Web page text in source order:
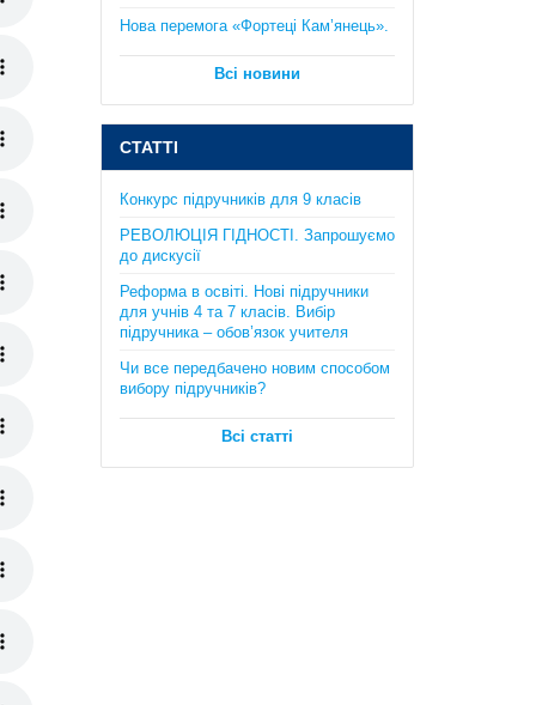
Математика. Довідник + тести
(Повний повторювальний курс,
підготовка до ЗНО та ДПА) . Істер
О.C.
385 грн.
таблицях, графічні конспекти
уроків для учнів. 6 клас. Автори:
С.Г. Кобернік, Р.Р. Коваленко
Нова перемога «Фортеці Кам’янець».
Всі новини
СТАТТІ
Конкурс підручників для 9 класів
РЕВОЛЮЦІЯ ГІДНОСТІ. Запрошуємо
до дискусії
Реформа в освіті. Нові підручники
для учнів 4 та 7 класів. Вибір
підручника – обов’язок учителя
Чи все передбачено новим способом
вибору підручників?
Всі статті